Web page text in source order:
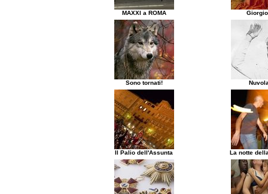
MAXXI a ROMA
Sono tornati!
Il Palio dell'Assunta La notte